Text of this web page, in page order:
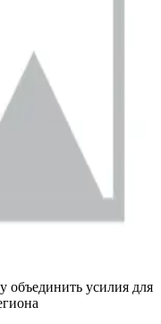
объединить усилия для